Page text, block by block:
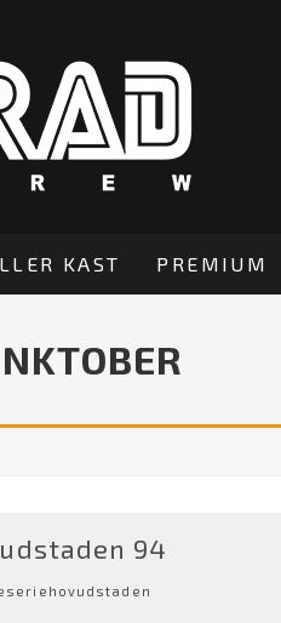
KAST PREMIUM
94